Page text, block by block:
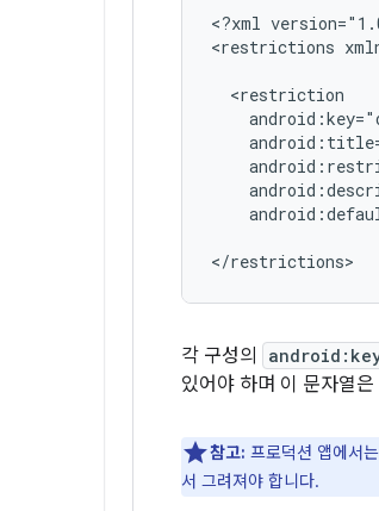
<?xml
<restrictions
</restrictions>
각 구성의
있어야 하며 이 문자열
참고: 프로덕션 앱에서는
서 그려져야 합니다.